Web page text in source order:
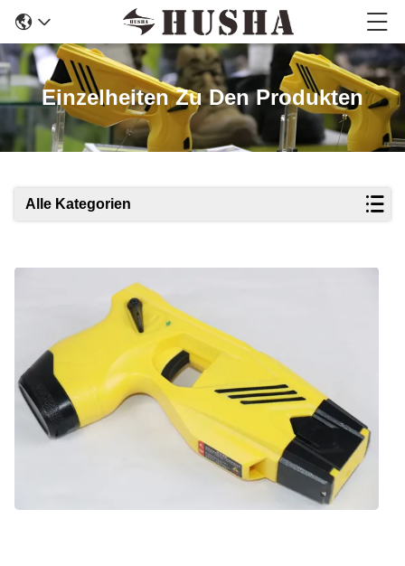
Einzelheiten Zu Den Produkten
Alle Kategorien